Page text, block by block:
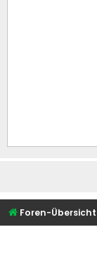
Foren-Übersicht